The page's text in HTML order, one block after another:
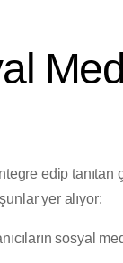
edip
yer alıyor:
sosyal